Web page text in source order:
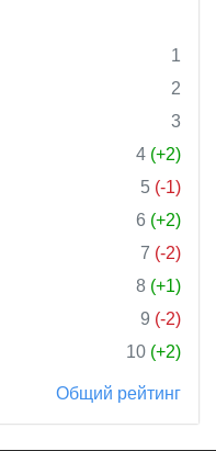
1
2
3
4 (+2)
5 (-1)
6 (+2)
7 (-2)
8 (+1)
9 (-2)
10 (+2)
Общий рейтинг